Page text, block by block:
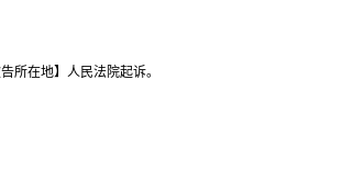
所在地】人民法院起诉。